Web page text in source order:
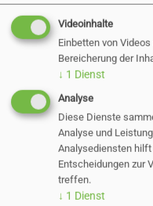
• Erfahrungen in
Jugendarbeit
Idealerweise
Kommunikations-
Auftreten, Planungs-
Kreativität,
interkulturelle
Interessen und Lust
Videoinhalte
Einbetten von
Bereicherung der
↓ 1 Dienst
Analyse
Diese Dienste
Analyse und
Analysediensten
Entscheidungen zur
treffen.
↓ 1 Dienst